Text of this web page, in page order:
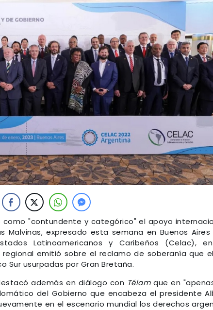
como "contundente y categórico" el apoyo
Malvinas, expresado esta semana en Buenos
Latinoamericanos y Caribeños (Celac),
emitió sobre el reclamo de soberanía que
Sur usurpadas por Gran Bretaña.
además en diálogo con Télamque en
del Gobierno que encabeza el presidente
en el escenario mundial los derechos